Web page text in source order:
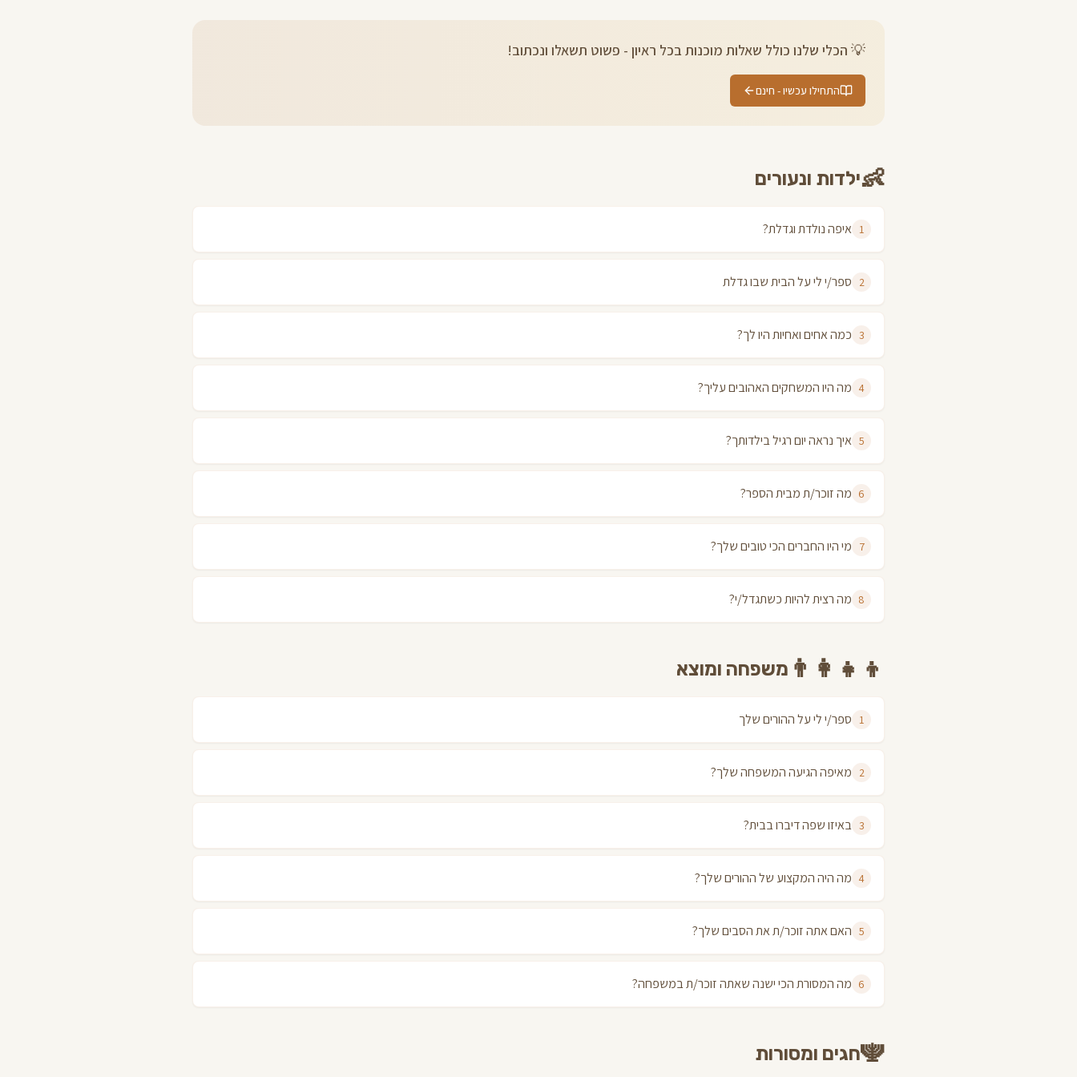
💡 הכלי שלנו כולל שאלות מוכנות בכל ראיון - פשוט תשאלו ונכתוב!
התחילו עכשיו - חינם
👶ילדות ונעורים
1 איפה נולדת וגדלת?
2 ספר/י לי על הבית שבו גדלת
3 כמה אחים ואחיות היו לך?
4 מה היו המשחקים האהובים עליך?
5 איך נראה יום רגיל בילדותך?
6 מה זוכר/ת מבית הספר?
7 מי היו החברים הכי טובים שלך?
8 מה רצית להיות כשתגדל/י?
👨‍👩‍👧‍👦 משפחה ומוצא
1 ספר/י לי על ההורים שלך
2 מאיפה הגיעה המשפחה שלך?
3 באיזו שפה דיברו בבית?
4 מה היה המקצוע של ההורים שלך?
5 האם אתה זוכר/ת את הסבים שלך?
6 מה המסורת הכי ישנה שאתה זוכר/ת במשפחה?
🕎חגים ומסורות